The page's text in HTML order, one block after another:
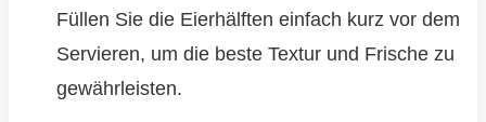
Füllen Sie die Eierhälften einfach kurz vor dem
Servieren, um die beste Textur und Frische zu
gewährleisten.